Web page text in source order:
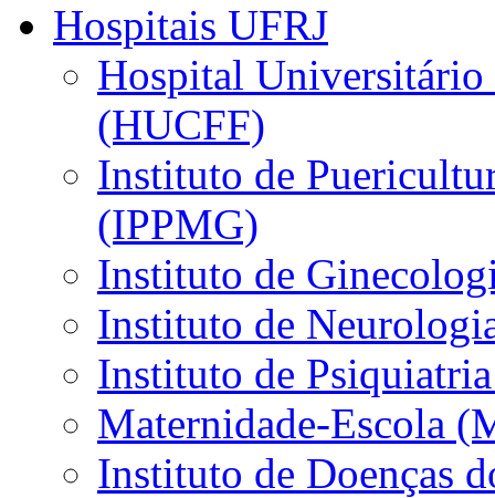
Hospitais UFRJ
Hospital
(HUCFF)
Instituto de
(IPPMG)
Instituto de
Instituto de
Instituto de
Maternidade-Escola
Instituto de Doenças